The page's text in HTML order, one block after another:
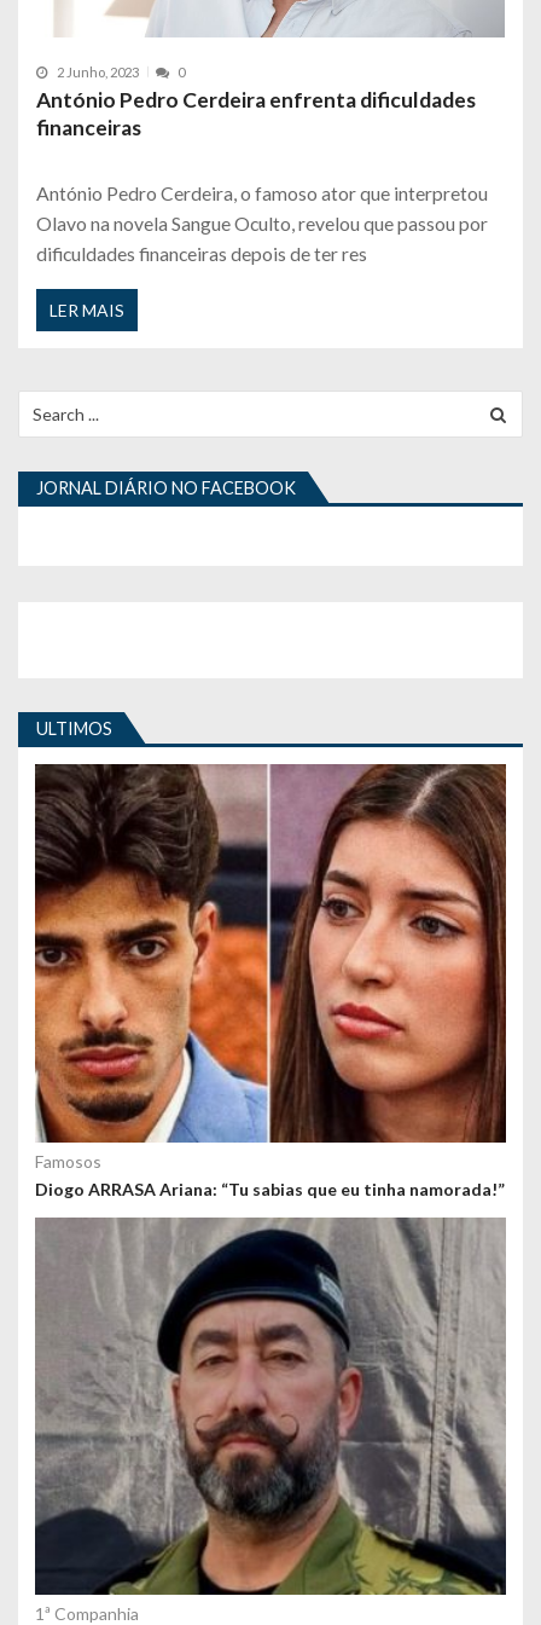
2 Junho, 2023 0
António Pedro Cerdeira enfrenta dificuldades
financeiras
António Pedro Cerdeira, o famoso ator que interpretou
Olavo na novela Sangue Oculto, revelou que passou por
dificuldades financeiras depois de ter res
LER MAIS
for:
JORNAL DIÁRIO NO FACEBOOK
ULTIMOS
Famosos
Diogo ARRASA Ariana: “Tu sabias que eu tinha namorada!”
1ª Companhia